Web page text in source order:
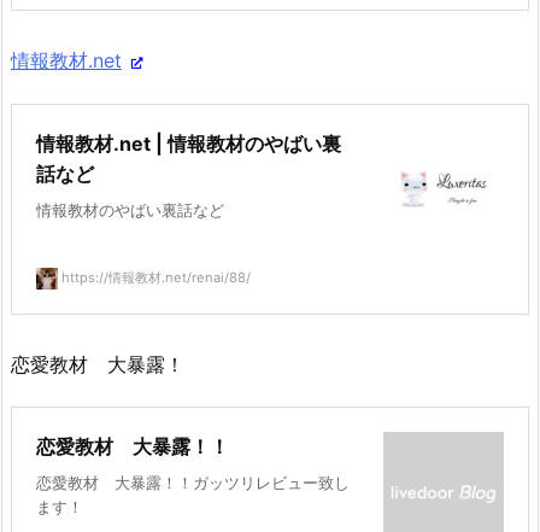
情報教材.net
情報教材.net | 情報教材のやばい裏
話など
情報教材のやばい裏話など
https://情報教材.net/renai/88/
恋愛教材 大暴露！
恋愛教材 大暴露！！
恋愛教材 大暴露！！ガッツリレビュー致し
ます！